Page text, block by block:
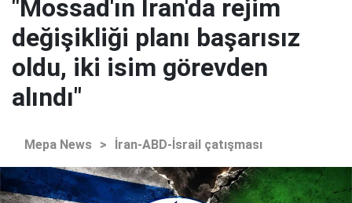
"Mossad'ın İran'da rejim
değişikliği planı başarısız
oldu, iki isim görevden
alındı"
Mepa News > İran-ABD-İsrail çatışması